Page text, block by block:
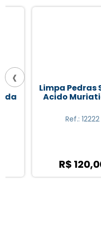
Limpa Pedras START
Acido Muriatico 5L
Ref.: 12222
R$ 120,00
‹